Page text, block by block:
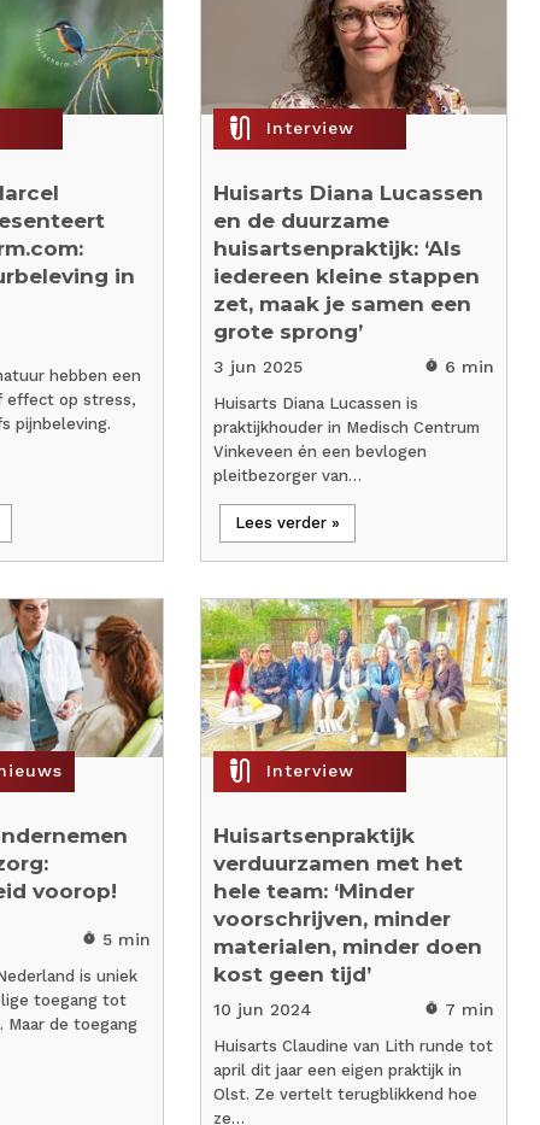
in
hebben een
effect op stress,
pijnbeleving.
mic_external_on Interview
Huisarts Diana Lucassen
en de duurzame
huisartsenpraktijk: ‘Als
iedereen kleine stappen
zet, maak je samen een
grote sprong’
3 jun 2025 timer 6 min
Huisarts Diana Lucassen is
praktijkhouder in Medisch Centrum
Vinkeveen én een bevlogen
pleitbezorger van…
Lees verder »
voorop!
timer 5 min
is uniek
toegang tot
Maar de toegang
mic_external_on Interview
Huisartsenpraktijk
verduurzamen met het
hele team: ‘Minder
voorschrijven, minder
materialen, minder doen
kost geen tijd’
10 jun 2024 timer 7 min
Huisarts Claudine van Lith runde tot
april dit jaar een eigen praktijk in
Olst. Ze vertelt terugblikkend hoe
ze…